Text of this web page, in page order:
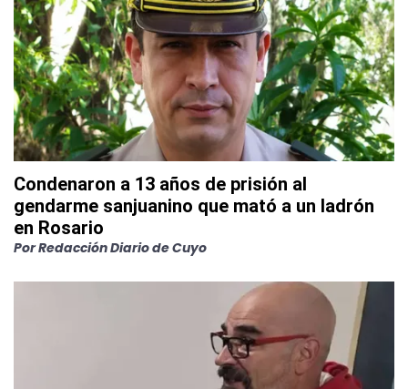
Condenaron a 13 años de prisión al
gendarme sanjuanino que mató a un ladrón
en Rosario
PorRedacción Diario de Cuyo